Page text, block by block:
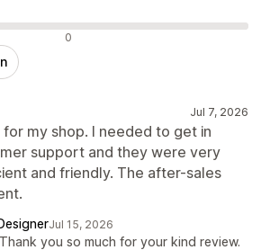
0
Jul 7, 2026
my shop. I needed to get in
support and they were very
and friendly. The after-sales
Jul 15, 2026
you so much for your kind review.